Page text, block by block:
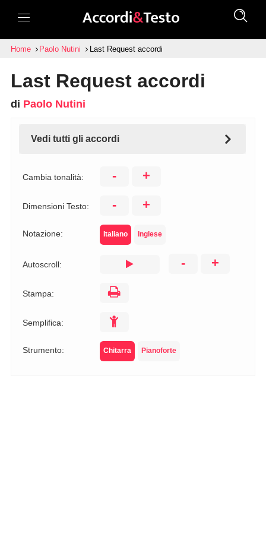
Home Paolo Nutini Last Request accordi
Last Request accordi
di Paolo Nutini
Vedi tutti gli accordi
Cambia tonalità: - +
Dimensioni Testo: - +
Notazione: Italiano Inglese
Autoscroll: - +
Stampa:
Semplifica:
Strumento: Chitarra Pianoforte